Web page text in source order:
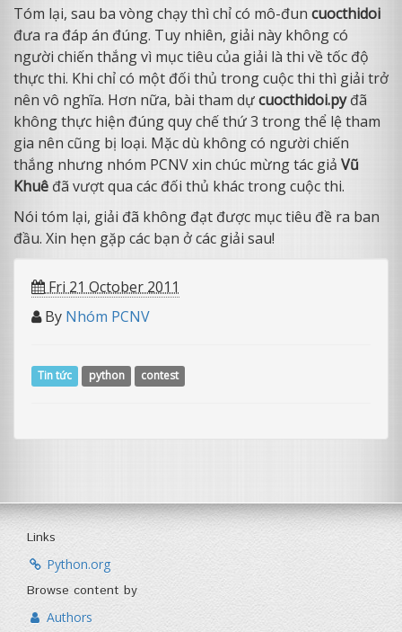
Tóm lại, sau ba vòng chạy thì chỉ có mô-đun cuocthidoi
đưa ra đáp án đúng. Tuy nhiên, giải này không có
người chiến thắng vì mục tiêu của giải là thi về tốc độ
thực thi. Khi chỉ có một đối thủ trong cuộc thi thì giải trở
nên vô nghĩa. Hơn nữa, bài tham dựcuocthidoi.pyđã
không thực hiện đúng quy chế thứ 3 trong thể lệ tham
gia nên cũng bị loại. Mặc dù không có người chiến
thắng nhưng nhóm PCNV xin chúc mừng tác giả Vũ
Khuê đã vượt qua các đối thủ khác trong cuộc thi.
Nói tóm lại, giải đã không đạt được mục tiêu đề ra ban
đầu. Xin hẹn gặp các bạn ở các giải sau!
Fri 21 October 2011
By Nhóm PCNV
Tin tức python contest
Links
Python.org
Browse content by
Authors